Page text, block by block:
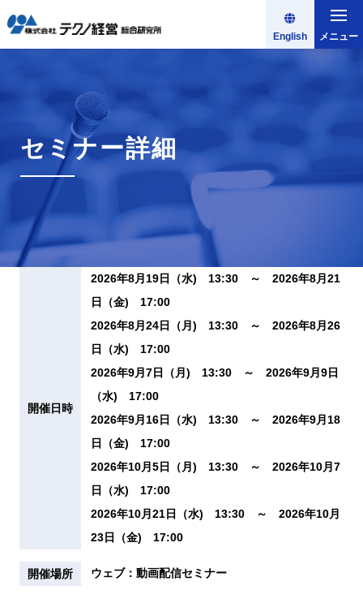
English メニュー
セミナー詳細
開催日時
2026年8月19日（水) 13:30 ～ 2026年8月21
日（金) 17:00
2026年8月24日（月) 13:30 ～ 2026年8月26
日（水) 17:00
2026年9月7日（月) 13:30 ～ 2026年9月9日
（水) 17:00
2026年9月16日（水) 13:30 ～ 2026年9月18
日（金) 17:00
2026年10月5日（月) 13:30 ～ 2026年10月7
日（水) 17:00
2026年10月21日（水) 13:30 ～ 2026年10月
23日（金) 17:00
開催場所 ウェブ：動画配信セミナー